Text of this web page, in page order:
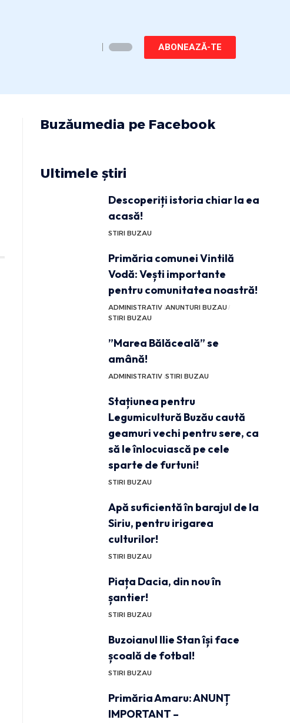
ABONEAZĂ-TE
Buzăumedia pe Facebook
Ultimele știri
Descoperiți istoria chiar la ea
acasă!
STIRI BUZAU
Primăria comunei Vintilă
Vodă: Vești importante
pentru comunitatea noastră!
ADMINISTRATIV ANUNTURI BUZAU
STIRI BUZAU
”Marea Bălăceală” se
amână!
ADMINISTRATIV STIRI BUZAU
Stațiunea pentru
Legumicultură Buzău caută
geamuri vechi pentru sere, ca
să le înlocuiască pe cele
sparte de furtuni!
STIRI BUZAU
Apă suficientă în barajul de la
Siriu, pentru irigarea
culturilor!
STIRI BUZAU
Piața Dacia, din nou în
șantier!
STIRI BUZAU
Buzoianul Ilie Stan își face
școală de fotbal!
STIRI BUZAU
Primăria Amaru: ANUNȚ
IMPORTANT –